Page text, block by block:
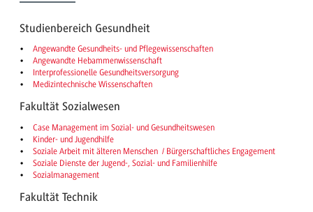
Studienbereich Gesundheit
Angewandte Gesundheits- und Pflegewissenschaften
Angewandte Hebammenwissenschaft
Interprofessionelle Gesundheitsversorgung
Medizintechnische Wissenschaften
Fakultät Sozialwesen
Case Management im Sozial- und Gesundheitswesen
Kinder- und Jugendhilfe
Soziale Arbeit mit älteren Menschen / Bürgerschaftliches Engagement
Soziale Dienste der Jugend-, Sozial- und Familienhilfe
Sozialmanagement
Fakultät Technik